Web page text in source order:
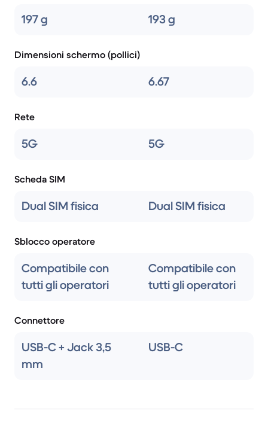
197 g 193 g
Dimensioni schermo (pollici)
6.6 6.67
Rete
5G 5G
Scheda SIM
Dual SIM fisica Dual SIM fisica
Sblocco operatore
Compatibile con
tutti gli operatori
Compatibile con
tutti gli operatori
Connettore
USB-C + Jack 3,5
mm
USB-C